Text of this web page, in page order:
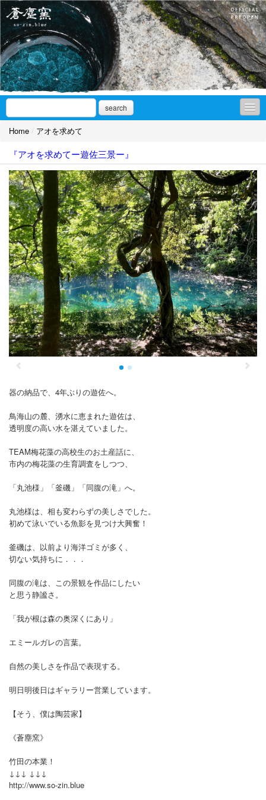
search
お知らせ
アオを求めて
ギャラリーnote
作品集
ギャラリーアクセス/SNS
取扱店
プロフィール
お問合せ
Home / アオを求めて
『アオを求めてー遊佐三景ー』
器の納品で、4年ぶりの遊佐へ。
鳥海山の麓、湧水に恵まれた遊佐は、
透明度の高い水を湛えていました。
TEAM梅花藻の高校生のお土産話に、
市内の梅花藻の生育調査をしつつ、
「丸池様」「釜磯」「同腹の滝」へ。
丸池様は、相も変わらずの美しさでした。
初めて泳いでいる魚影を見つけ大興奮！
釜磯は、以前より海洋ゴミが多く、
切ない気持ちに．．．
同腹の滝は、この景観を作品にしたい
と思う静謐さ。
「我が根は森の奥深くにあり」
エミールガレの言葉。
自然の美しさを作品で表現する。
明日明後日はギャラリー営業しています。
【そう、僕は陶芸家】
《蒼塵窯》
竹田の本業！
↓↓↓ ↓↓↓
http://www.so-zin.blue